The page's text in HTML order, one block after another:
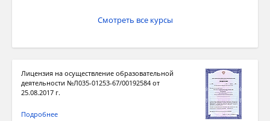
Смотреть все курсы
Лицензия на осуществление образовательной
деятельности №Л035-01253-67/00192584 от
25.08.2017 г.
Подробнее